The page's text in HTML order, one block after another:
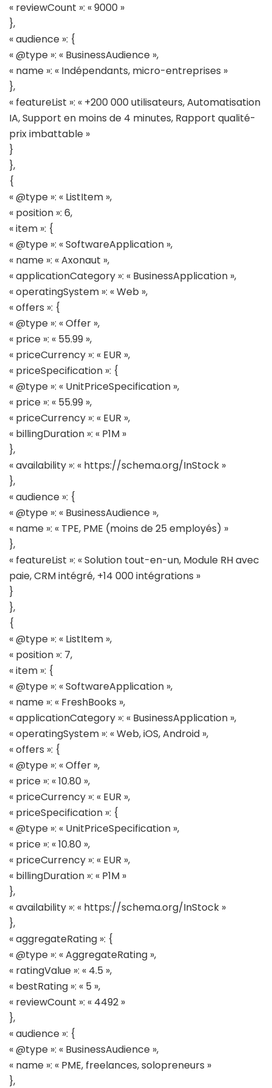
« reviewCount »: « 9000 »
},
« audience »: {
« @type »: « BusinessAudience »,
« name »: « Indépendants, micro-entreprises »
},
« featureList »: « +200 000 utilisateurs, Automatisation
IA, Support en moins de 4 minutes, Rapport qualité-
prix imbattable »
}
},
{
« @type »: « ListItem »,
« position »: 6,
« item »: {
« @type »: « SoftwareApplication »,
« name »: « Axonaut »,
« applicationCategory »: « BusinessApplication »,
« operatingSystem »: « Web »,
« offers »: {
« @type »: « Offer »,
« price »: « 55.99 »,
« priceCurrency »: « EUR »,
« priceSpecification »: {
« @type »: « UnitPriceSpecification »,
« price »: « 55.99 »,
« priceCurrency »: « EUR »,
« billingDuration »: « P1M »
},
« availability »: « https://schema.org/InStock »
},
« audience »: {
« @type »: « BusinessAudience »,
« name »: « TPE, PME (moins de 25 employés) »
},
« featureList »: « Solution tout-en-un, Module RH avec
paie, CRM intégré, +14 000 intégrations »
}
},
{
« @type »: « ListItem »,
« position »: 7,
« item »: {
« @type »: « SoftwareApplication »,
« name »: « FreshBooks »,
« applicationCategory »: « BusinessApplication »,
« operatingSystem »: « Web, iOS, Android »,
« offers »: {
« @type »: « Offer »,
« price »: « 10.80 »,
« priceCurrency »: « EUR »,
« priceSpecification »: {
« @type »: « UnitPriceSpecification »,
« price »: « 10.80 »,
« priceCurrency »: « EUR »,
« billingDuration »: « P1M »
},
« availability »: « https://schema.org/InStock »
},
« aggregateRating »: {
« @type »: « AggregateRating »,
« ratingValue »: « 4.5 »,
« bestRating »: « 5 »,
« reviewCount »: « 4492 »
},
« audience »: {
« @type »: « BusinessAudience »,
« name »: « PME, freelances, solopreneurs »
},